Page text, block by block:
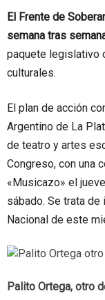
El Frente de
semana tras
paquete legislativo
culturales.
El plan de acción
Argentino de La
de teatro y artes
Congreso, con una
«Musicazo» el
sábado. Se trata
Nacional de este
Palito Ortega, otro